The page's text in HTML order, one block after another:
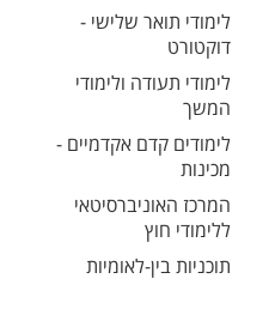
לימודי תואר שלישי -
דוקטורט
לימודי תעודה ולימודי
המשך
לימודים קדם אקדמיים -
מכינות
המרכז האוניברסיטאי
ללימודי חוץ
תוכניות בין-לאומיות